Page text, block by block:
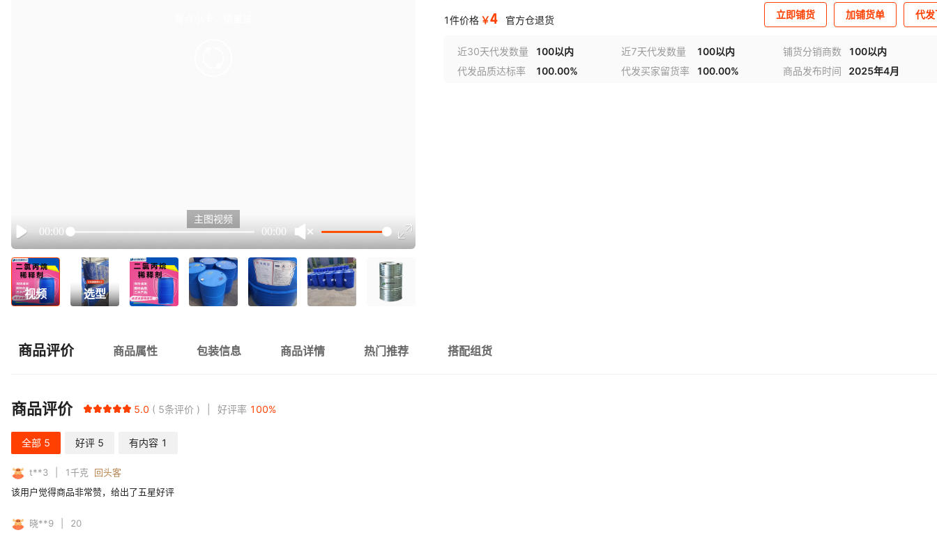
Play
00:00 00:00
主图视频
视频 选型
1件价格 ￥4 官方仓退货 立即铺货 加铺货单 代
近30天代发数量 100以内 近7天代发数量 100以内 铺货分销商数
100以内
代发品质达标率
100.00% 代发买家留货率 100.00% 商品发布时间 2025年4月
商品评价 商品属性 包装信息 商品详情 热门推荐 搭配组货
商品评价 5.0 5条评价 好评率 100%
全部 5 好评 5 有内容 1
t**3 1千克
回头客
该用户觉得商品非常赞，给出了五星好评
晓**9
20